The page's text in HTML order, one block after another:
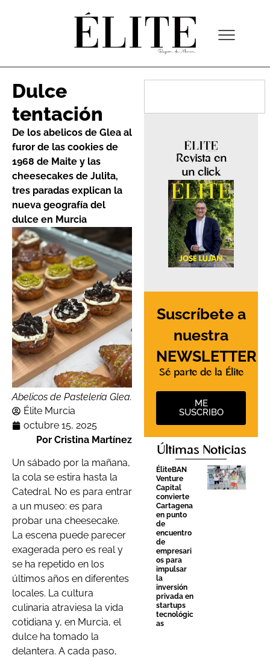
Dulce
tentación
De los abelicos de Glea al
furor de las cookies de
1968 de Maite y las
cheesecakes de Julita,
tres paradas explican la
nueva geografía del
dulce en Murcia
Abelicos de Pastelería Glea.
Élite Murcia
octubre 15, 2025
Por Cristina Martínez
Un sábado por la mañana,
la cola se estira hasta la
Catedral. No es para entrar
a un museo: es para
probar una cheesecake.
La escena puede parecer
exagerada pero es real y
se ha repetido en los
últimos años en diferentes
locales. La cultura
culinaria atraviesa la vida
cotidiana y, en Murcia, el
dulce ha tomado la
delantera. A cada paso,
Revista en
un click
Suscríbete a
nuestra
NEWSLETTER
Sé parte de la Élite
ME
SUSCRIBO
Últimas Noticias
ÉliteBAN
Venture
Capital
convierte
Cartagena
en punto
de
encuentro
de
empresari
os para
impulsar
la
inversión
privada en
startups
tecnológic
as